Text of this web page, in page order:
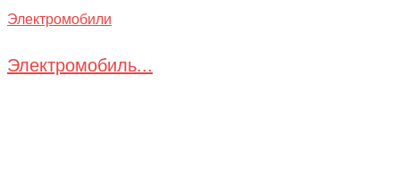
Электромобили
Электромобиль...